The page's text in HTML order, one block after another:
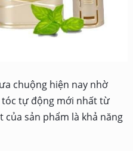
chuộng hiện nay nhờ
tự động mới nhất từ
của sản phẩm là khả năng